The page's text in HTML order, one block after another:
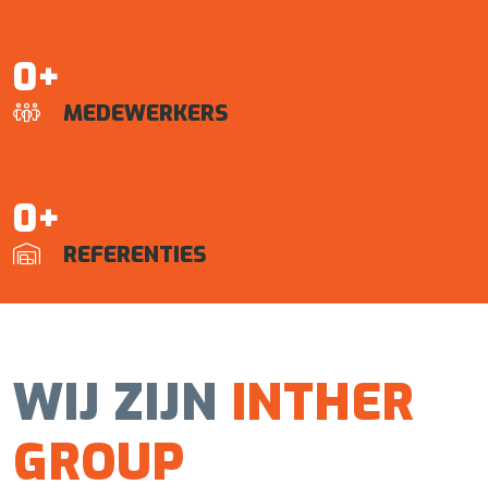
0+
 MEDEWERKERS
0+
 REFERENTIES
WIJ ZIJN INTHER
GROUP